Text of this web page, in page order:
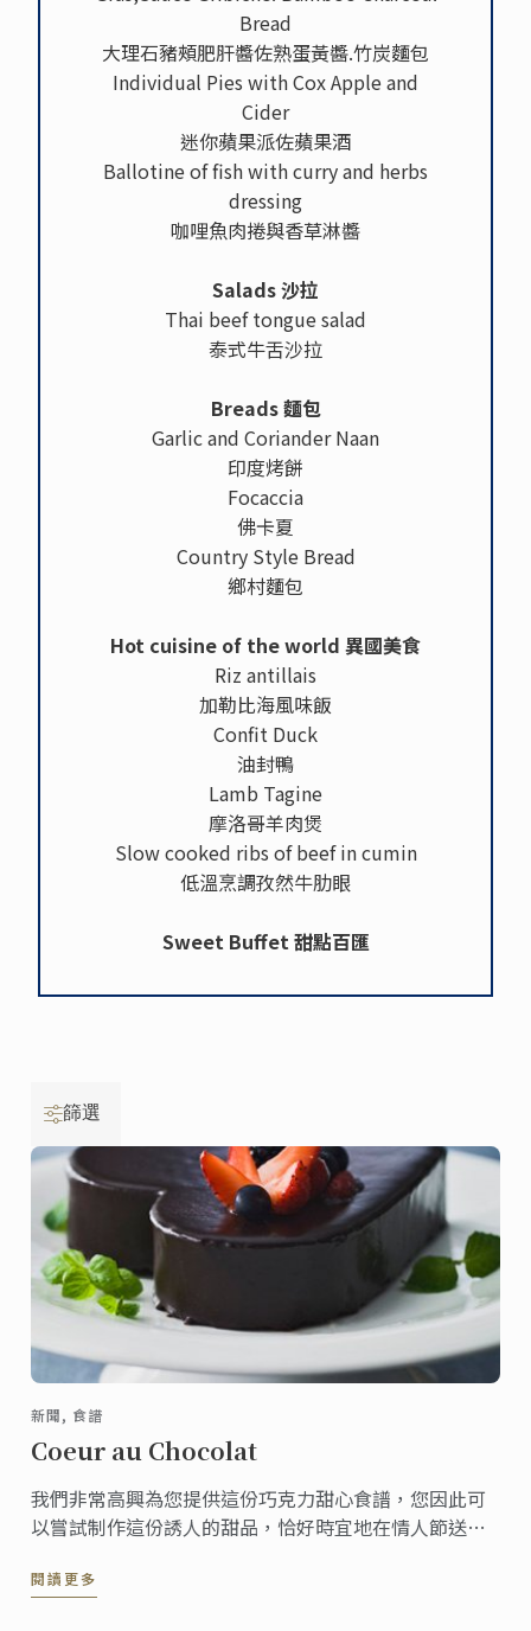
Bread
大理石豬頰肥肝醬佐熟蛋黃醬.竹炭麵包
Individual Pies with Cox Apple and
Cider
迷你蘋果派佐蘋果酒
Ballotine of fish with curry and herbs
dressing
咖哩魚肉捲與香草淋醬
Salads 沙拉
Thai beef tongue salad
泰式牛舌沙拉
Breads 麵包
Garlic and Coriander Naan
印度烤餅
Focaccia
佛卡夏
Country Style Bread
鄉村麵包
Hot cuisine of the world 異國美食
Riz antillais
加勒比海風味飯
Confit Duck
油封鴨
Lamb Tagine
摩洛哥羊肉煲
Slow cooked ribs of beef in cumin
低溫烹調孜然牛肋眼
Sweet Buffet 甜點百匯
篩選
新聞, 食譜
Coeur au Chocolat
我們非常高興為您提供這份巧克力甜心食譜，您因此可
以嘗試制作這份誘人的甜品，恰好時宜地在情人節送上
閱讀更多